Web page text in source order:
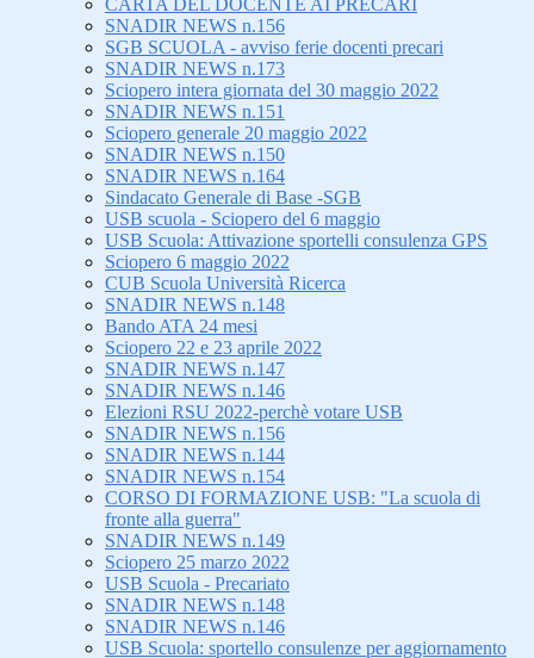
CARTA DEL DOCENTE AI PRECARI
SNADIR NEWS n.156
SGB SCUOLA - avviso ferie docenti precari
SNADIR NEWS n.173
Sciopero intera giornata del 30 maggio 2022
SNADIR NEWS n.151
Sciopero generale 20 maggio 2022
SNADIR NEWS n.150
SNADIR NEWS n.164
Sindacato Generale di Base -SGB
USB scuola - Sciopero del 6 maggio
USB Scuola: Attivazione sportelli consulenza GPS
Sciopero 6 maggio 2022
CUB Scuola Università Ricerca
SNADIR NEWS n.148
Bando ATA 24 mesi
Sciopero 22 e 23 aprile 2022
SNADIR NEWS n.147
SNADIR NEWS n.146
Elezioni RSU 2022-perchè votare USB
SNADIR NEWS n.156
SNADIR NEWS n.144
SNADIR NEWS n.154
CORSO DI FORMAZIONE USB: "La scuola di
fronte alla guerra"
SNADIR NEWS n.149
Sciopero 25 marzo 2022
USB Scuola - Precariato
SNADIR NEWS n.148
SNADIR NEWS n.146
USB Scuola: sportello consulenze per aggiornamento